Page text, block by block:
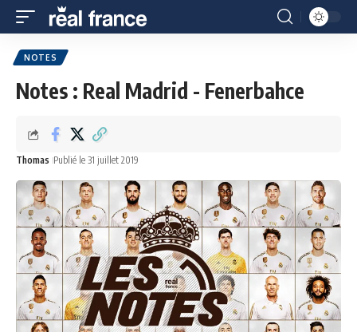
NOTES
Notes : Real Madrid - Fenerbahce
Thomas Publié le 31 juillet 2019